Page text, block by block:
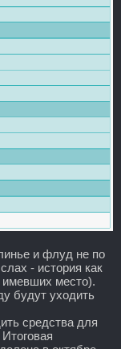
и флуд не по
- история как
имевших место).
будут уходить
средства для